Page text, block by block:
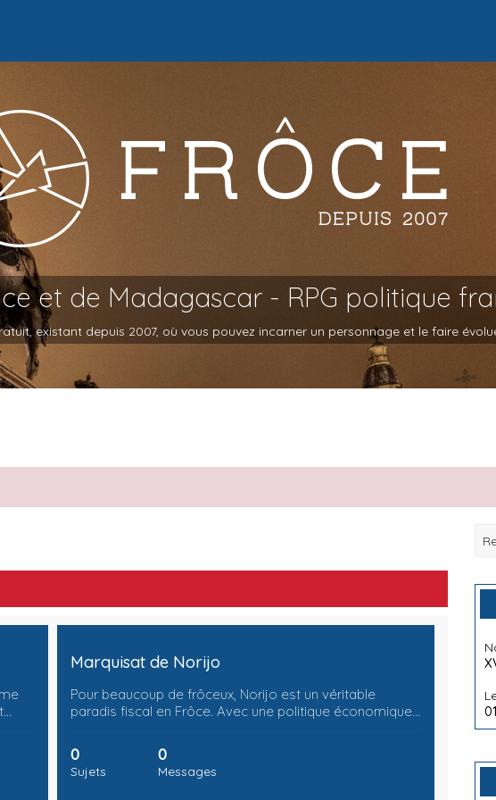
et de Madagascar - RPG politique
existant depuis 2007, où vous pouvez incarner un personnage et le faire
Marquisat de Norijo
Pour beaucoup de frôceux, Norijo est un véritable
paradis fiscal en Frôce. Avec une politique économique…
0
Sujets
0
Messages